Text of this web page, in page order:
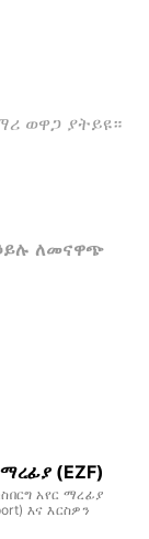
ወዋጋ ያትይዩ።
ለመናዋጭ
ማረፊያ (EZF)
አየር ማረፊያ
እና እርስዎን